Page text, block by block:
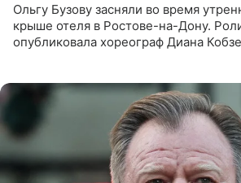
Ольгу Бузову засняли во время
крыше отеля в Ростове-на-Дону.
опубликовала хореограф Диана